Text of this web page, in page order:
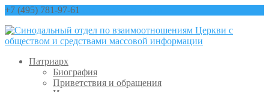
+7 (495) 781-97-61
Патриарх
Биография
Приветствия и обращения